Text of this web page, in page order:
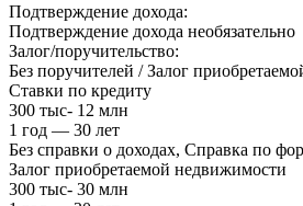
Подтверждение дохода:
Подтверждение дохода необязательно
Залог/поручительство:
Без поручителей / Залог
Ставки по кредиту
300 тыс- 12 млн
1 год — 30 лет
Без справки о доходах, Справка по
Залог приобретаемой недвижимости
300 тыс- 30 млн